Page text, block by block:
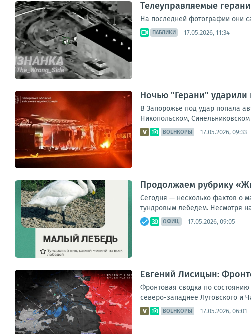
Телеуправляемые
На последней фотографии они
ПАБЛИКИ 17.05.2026, 11:34
Ночью "Герани" ударили
В Запорожье под удар попала
Никопольском,
ВОЕНКОРЫ 17.05.2026, 09:33
Продолжаем рубрику
Сегодня — несколько фактов о
тундровым лебедем. Несмотря
ОФИЦ. 17.05.2026, 09:05
Евгений Лисицын:
Фронтовая сводка по
северо-западнее Луговского и
ВОЕНКОРЫ 17.05.2026, 06:01